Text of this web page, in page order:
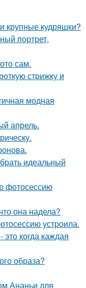
крупные кудряшки?
портрет,
сам.
стpижку и
модная
апрель.
идеальный
фотосессию
она надела?
устроила.
когда каждая
образа?
Ананьи для